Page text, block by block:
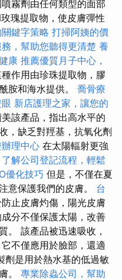
霧劑由任何類型的面部
瑰提取物，使皮膚彈性
鍵字策略 打掃阿姨的價
，幫助您聽得更清楚 養
康 推薦優質月子中心，
作用由珍珠提取物，膠
胺和海水提供。 喬骨療
新店護理之家，讓您的
該產品，指出高水平的
，缺乏對羥基，抗氧化劑
理中心 在太陽輻射更強
了解公司登記流程，輕鬆
優化技巧 但是，不僅在夏
意保護我們的皮膚。 台
止皮膚灼傷，陽光皮膚
分不僅保護太陽，改善
。 該產品被迅速吸收，
不僅應用於臉部，還適
是用於熱水基的低過敏
。 專業除蟲公司，幫助